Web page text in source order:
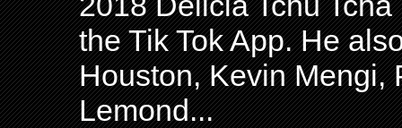
the Tik Tok App. He
Houston, Kevin Mengi,
Lemond...